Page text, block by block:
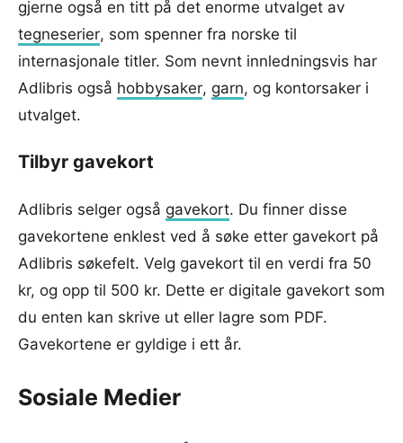
gjerne også en titt på det enorme utvalget av
tegneserier, som spenner fra norske til
internasjonale titler. Som nevnt innledningsvis har
Adlibris også hobbysaker, garn, og kontorsaker i
utvalget.
Tilbyr gavekort
Adlibris selger også gavekort. Du finner disse
gavekortene enklest ved å søke etter gavekort på
Adlibris søkefelt. Velg gavekort til en verdi fra 50
kr, og opp til 500 kr. Dette er digitale gavekort som
du enten kan skrive ut eller lagre som PDF.
Gavekortene er gyldige i ett år.
Sosiale Medier